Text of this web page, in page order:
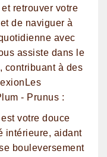
retrouver votre
de naviguer à
avec
assiste dans le
contribuant à des
Les
- Prunus :
votre douce
intérieure, aidant
bouleversement